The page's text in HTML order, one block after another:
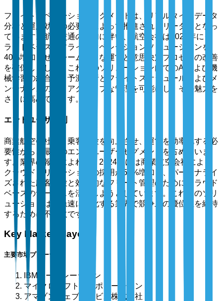
フライトオペレーションセグメントは、リアルタイムデータ
分析と運用効率の必要性によって推進され、リーダーとなっ
ています。航空交通の増加に伴い、航空会社は2024年にク
ラウドベースのフライトオペレーションソリューションを
40%増加させ、シームレスな運営と意思決定プロセスの改善
を確保しました。これらのソリューション内でのAIおよび機
械学習の統合は、予測分析とフライトスケジュールおよびメ
ンテナンスのプロアクティブな管理を可能にし、その魅力を
さらに高めています。
エンドユーザー別
商業航空会社は、乗客体験を向上させ、運営を効率化する必
要性から、最大のエンドユーザーセグメントを占めていま
す。業界の報告によれば、2024年には商業航空会社による
クラウドソリューションの採用が50%増加し、パーソナライ
ズされた顧客体験と効率的なフリート管理のためにクラウド
ベースのサービスを活用しようとしています。これらのソリ
ューションは、急速に変化する業界で競争上の優位性を維持
するために不可欠です。
Key Market Players
主要市場プレーヤー
IBMコーポレーション
マイクロソフトコーポレーション
アマゾンウェブサービス株式会社